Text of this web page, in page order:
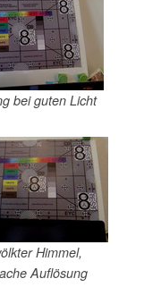
bei guten Licht
Himmel,
Auflösung